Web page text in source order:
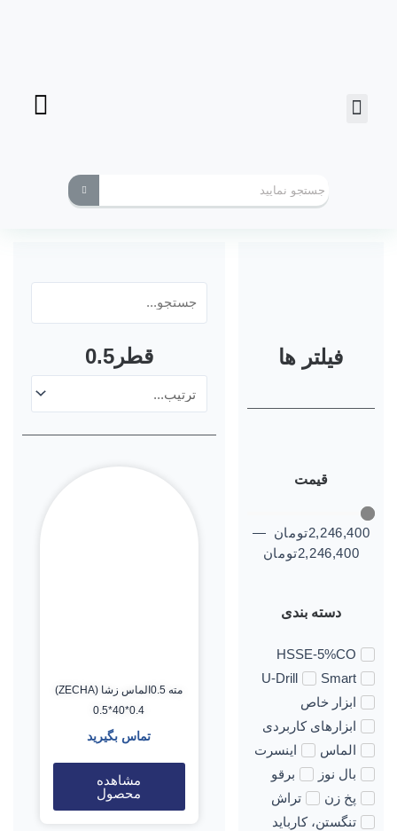
فیلتر ها
قیمت
2,246,400تومان —
2,246,400تومان
دسته بندی
HSSE-5%CO
Smart
U-Drill
ابزار خاص
ابزارهای کاربردی
الماس
اینسرت
بال نوز
برقو
پخ زن
تراش
تنگستن، کارباید
قطر0.5
مته 0.5الماس زشا (ZECHA)
0.5*40*0.4
تماس بگیرید
مشاهده
محصول